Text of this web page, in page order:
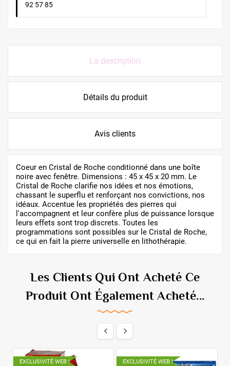
92 57 85
La description
Détails du produit
Avis clients
Coeur en Cristal de Roche conditionné dans une boîte
noire avec fenêtre. Dimensions : 45 x 45 x 20 mm. Le
Cristal de Roche clarifie nos idées et nos émotions,
chassant le superflu et renforçant nos convictions, nos
idéaux. Accentue les propriétés des pierres qui
l'accompagnent et leur confère plus de puissance lorsque
leurs effets sont trop discrets. Toutes les
programmations sont possibles sur le Cristal de Roche,
ce qui en fait la pierre universelle en lithothérapie.
Les Clients Qui Ont Acheté Ce
Produit Ont Également Acheté...
 
EXCLUSIVITÉ WEB ! EXCLUSIVITÉ WEB !